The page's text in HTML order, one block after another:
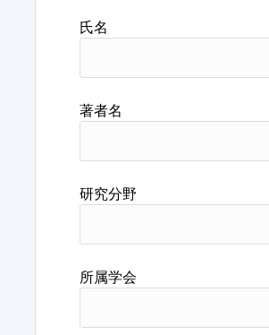
氏名
著者名
研究分野
所属学会